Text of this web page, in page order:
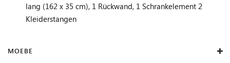
lang (162 x 35 cm), 1 Rückwand, 1 Schrankelement 2
Kleiderstangen
MOEBE